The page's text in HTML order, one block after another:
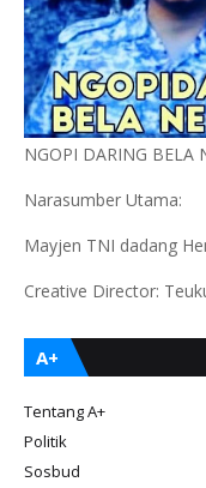
NGOPI DARING BELA
Narasumber Utama:
Mayjen TNI dadang
Creative Director:
A+
Tentang A+
Politik
Sosbud